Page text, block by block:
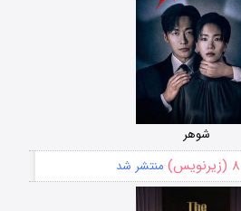
شوهر
۸ (زیرنویس) منتشر شد